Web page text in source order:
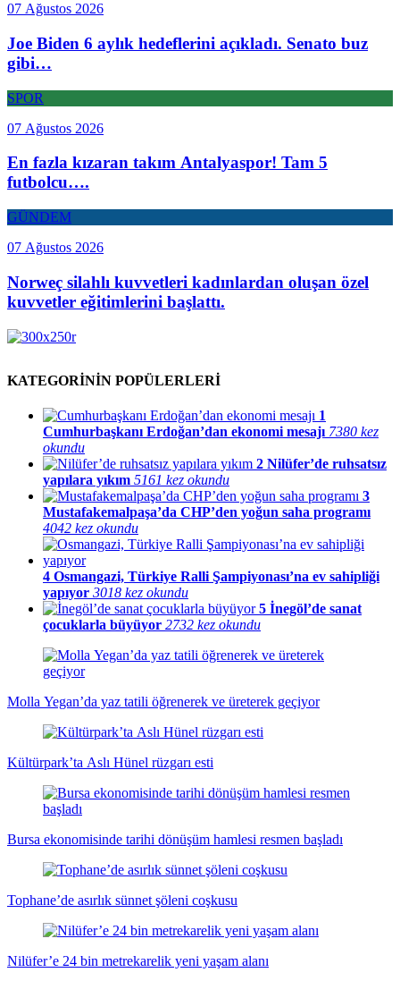
07 Ağustos 2026
Joe Biden 6 aylık hedeflerini açıkladı. Senato buz
gibi…
SPOR
07 Ağustos 2026
En fazla kızaran takım Antalyaspor! Tam 5
futbolcu….
GÜNDEM
07 Ağustos 2026
Norweç silahlı kuvvetleri kadınlardan oluşan özel
kuvvetler eğitimlerini başlattı.
KATEGORİNİN POPÜLERLERİ
1
Cumhurbaşkanı Erdoğan’dan ekonomi mesajı 7380 kez
okundu
2 Nilüfer’de ruhsatsız
yapılara yıkım 5161 kez okundu
3
Mustafakemalpaşa’da CHP’den yoğun saha programı
4042 kez okundu
4 Osmangazi, Türkiye Ralli Şampiyonası’na ev sahipliği
yapıyor 3018 kez okundu
5 İnegöl’de sanat
çocuklarla büyüyor 2732 kez okundu
Molla Yegan’da yaz tatili öğrenerek ve üreterek geçiyor
Kültürpark’ta Aslı Hünel rüzgarı esti
Bursa ekonomisinde tarihi dönüşüm hamlesi resmen başladı
Tophane’de asırlık sünnet şöleni coşkusu
Nilüfer’e 24 bin metrekarelik yeni yaşam alanı